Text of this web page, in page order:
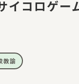
コロゲー
教諭